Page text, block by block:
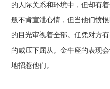
的人际关系和环境中，但却有
般不肯宣泄心情，但当他们愤
的目光审视着全部。任凭对方
的威压下屈从。金牛座的表现
地招惹他们。